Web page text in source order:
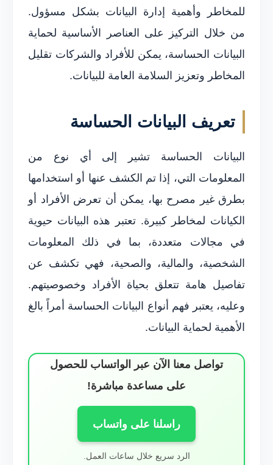
للمخاطر وأهمية إدارة البيانات بشكل مسؤول.
من خلال التركيز على العناصر الأساسية لحماية
البيانات الحساسة، يمكن للأفراد والشركات تقليل
المخاطر وتعزيز السلامة العامة للبيانات.
تعريف البيانات الحساسة
البيانات الحساسة تشير إلى أي نوع من
المعلومات التي، إذا تم الكشف عنها أو استخدامها
بطرق غير مصرح بها، يمكن أن تعرض الأفراد أو
الكيانات لمخاطر كبيرة. تعتبر هذه البيانات حيوية
في مجالات متعددة، بما في ذلك المعلومات
الشخصية، والمالية، والصحية، فهي تكشف عن
تفاصيل هامة تتعلق بحياة الأفراد وخصوصيتهم.
وعليه، يعتبر فهم أنواع البيانات الحساسة أمراً بالغ
الأهمية لحماية البيانات.
تواصل معنا الآن عبر الواتساب للحصول
على مساعدة مباشرة!
راسلنا على واتساب
الرد سريع خلال ساعات العمل.